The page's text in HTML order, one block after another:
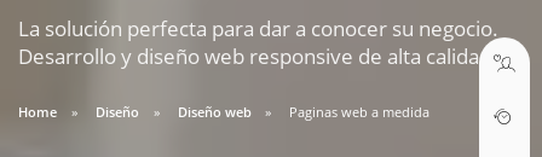
La solución perfecta para dar a conocer su negocio.
Desarrollo y diseño web responsive de alta calidad.
Home Diseño Diseño web Paginas web a medida
soporte@webseo.cl